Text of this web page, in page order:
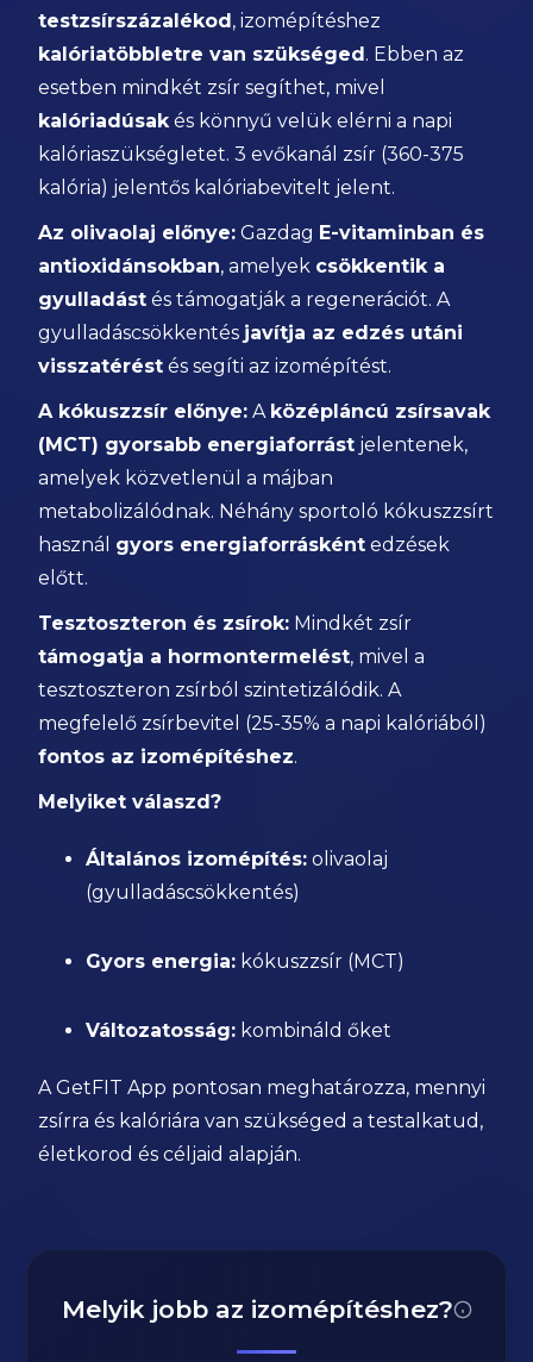
testzsírszázalékod, izomépítéshez
kalóriatöbbletre van szükséged. Ebben az
esetben mindkét zsír segíthet, mivel
kalóriadúsakés könnyű velük elérni a napi
kalóriaszükségletet. 3 evőkanál zsír (360-375
kalória) jelentős kalóriabevitelt jelent.
Az olivaolaj előnye: Gazdag E-vitaminban és
antioxidánsokban, amelyek csökkentik a
gyulladást és támogatják a regenerációt. A
gyulladáscsökkentés javítja az edzés utáni
visszatérést és segíti az izomépítést.
A kókuszzsír előnye: A középláncú zsírsavak
(MCT) gyorsabb energiaforrást jelentenek,
amelyek közvetlenül a májban
metabolizálódnak. Néhány sportoló kókuszzsírt
használ gyors energiaforrásként edzések
előtt.
Tesztoszteron és zsírok: Mindkét zsír
támogatja a hormontermelést, mivel a
tesztoszteron zsírból szintetizálódik. A
megfelelő zsírbevitel (25-35% a napi kalóriából)
fontos az izomépítéshez.
Melyiket válaszd?
Általános izomépítés: olivaolaj
(gyulladáscsökkentés)
Gyors energia: kókuszzsír (MCT)
Változatosság: kombináld őket
A GetFIT App pontosan meghatározza, mennyi
zsírra és kalóriára van szükséged a testalkatud,
életkorod és céljaid alapján.
Melyik jobb az izomépítéshez?